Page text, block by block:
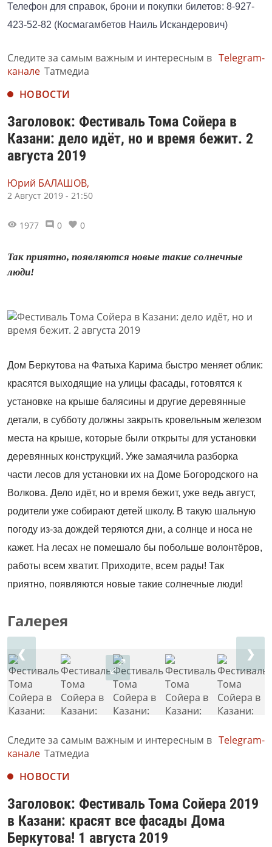
Телефон для справок, брони и покупки билетов: 8-927-
423-52-82 (Космагамбетов Наиль Искандерович)
Следите за самым важным и интересным в Telegram-
канале Татмедиа
НОВОСТИ
Заголовок: Фестиваль Тома Сойера в
Казани: дело идёт, но и время бежит. 2
августа 2019
Юрий БАЛАШОВ,
2 Август 2019 - 21:50
1977 0 0
Так приятно, появляются новые такие солнечные
люди!
Дом Беркутова на Фатыха Карима быстро меняет облик:
красятся выходящие на улицы фасады, готовятся к
установке на крыше балясины и другие деревянные
детали, в субботу должны закрыть кровельным железом
места на крыше, которые были открыты для установки
деревянных конструкций. Уже замаячила разборка
части лесов для установки их на Доме Богородского на
Волкова. Дело идёт, но и время бежит, уже ведь август,
родители уже собирают детей школу. В такую шальную
погоду из-за дождей теряются дни, а солнце и носа не
кажет. На лесах не помешало бы побольше волонтёров,
работы всем хватит. Приходите, всем рады! Так
приятно, появляются новые такие солнечные люди!
Галерея
❮ ❯
Следите за самым важным и интересным в Telegram-
канале Татмедиа
НОВОСТИ
Заголовок: Фестиваль Тома Сойера 2019
в Казани: красят все фасады Дома
Беркутова! 1 августа 2019